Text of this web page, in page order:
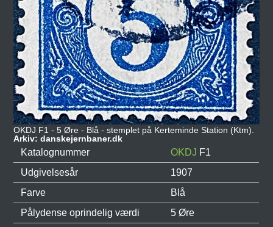
OKDJ F1 - 5 Øre - Blå - stemplet på Kerteminde Station (Ktm).
Arkiv: danskejernbaner.dk
Katalognummer OKDJ F1
Udgivelsesår
1907
Farve
Blå
Pålydense oprindelig værdi
5 Øre